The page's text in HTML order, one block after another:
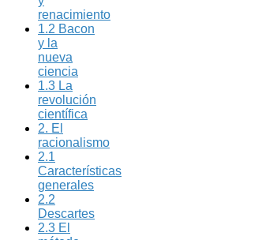
renacimiento
1.2 Bacon
y la
nueva
ciencia
1.3 La
revolución
científica
2. El
racionalismo
2.1
Características
generales
2.2
Descartes
2.3 El